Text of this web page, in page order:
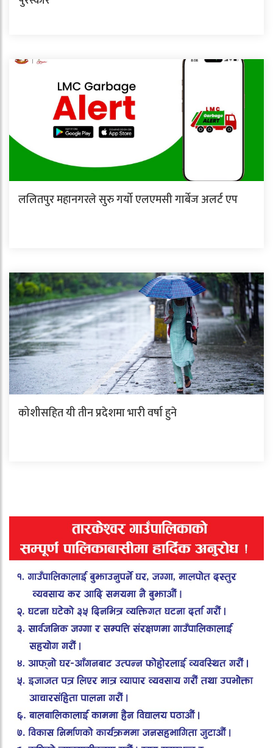
ललितपुर महानगरले सुरु गर्यो एलएमसी गार्बेज अलर्ट एप
कोशीसहित यी तीन प्रदेशमा भारी वर्षा हुने